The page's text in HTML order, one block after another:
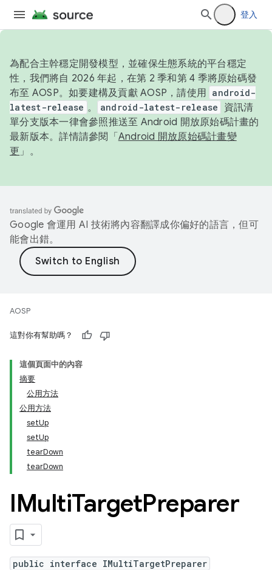
登入
為配合主幹穩定開發模型，並確保生態系統的平台穩定
性，我們將自 2026 年起，在第 2 季和第 4 季將原始碼發
布至 AOSP。如要建構及貢獻 AOSP，請使用 android-
latest-release 。 android-latest-release
資訊清
單分支版本一律會參照推送至 Android 開放原始碼計畫的
最新版本。詳情請參閱「 Android 開放原始碼計畫變
更 」。
Google 會運用 AI 技術將內容翻譯成你偏好的語言，但可
能會出錯。
AOSP
這對你有幫助嗎？
這個頁面中的內容
摘要
公用方法
公用方法
setUp
setUp
tearDown
tearDown
IMultiTargetPreparer
public interface IMultiTargetPreparer